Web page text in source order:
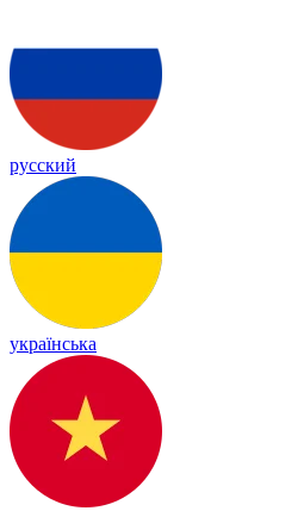
русский
українська